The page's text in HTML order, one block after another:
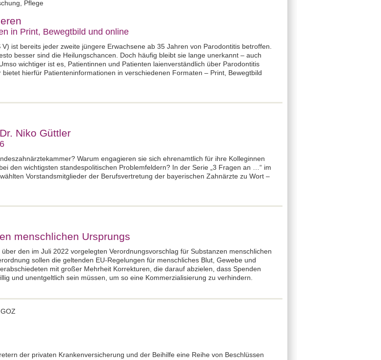
Pflege
in Print, Bewegtbild und online
ist bereits jeder zweite jüngere Erwachsene ab 35 Jahren von Parodontitis betroffen.
besser sind die Heilungschancen. Doch häufig bleibt sie lange unerkannt – auch
wichtiger ist es, Patientinnen und Patienten laienverständlich über Parodontitis
hierfür Patienteninformationen in verschiedenen Formaten – Print, Bewegtbild
Niko Güttler
Warum engagieren sie sich ehrenamtlich für ihre Kolleginnen
den wichtigsten standespolitischen Problemfeldern? In der Serie „3 Fragen an …“ im
Vorstandsmitglieder der Berufsvertretung der bayerischen Zahnärzte zu Wort –
menschlichen Ursprungs
den im Juli 2022 vorgelegten Verordnungsvorschlag für Substanzen menschlichen
sollen die geltenden EU-Regelungen für menschliches Blut, Gewebe und
mit großer Mehrheit Korrekturen, die darauf abzielen, dass Spenden
und unentgeltlich sein müssen, um so eine Kommerzialisierung zu verhindern.
der privaten Krankenversicherung und der Beihilfe eine Reihe von Beschlüssen